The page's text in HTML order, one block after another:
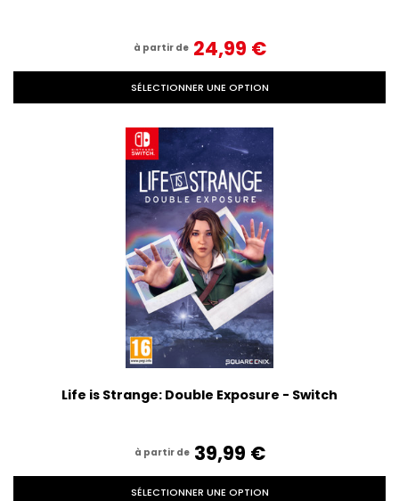
à partir de 24,99‎ ‎€
SÉLECTIONNER UNE OPTION
Life is Strange: Double Exposure - Switch
à partir de 39,99‎ ‎€
SÉLECTIONNER UNE OPTION